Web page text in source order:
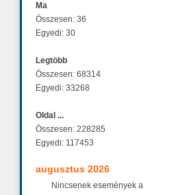
Ma
Összesen: 36
Egyedi: 30
Legtöbb
Összesen: 68314
Egyedi: 33268
Oldal ...
Összesen: 228285
Egyedi: 117453
augusztus 2026
Nincsenek események a